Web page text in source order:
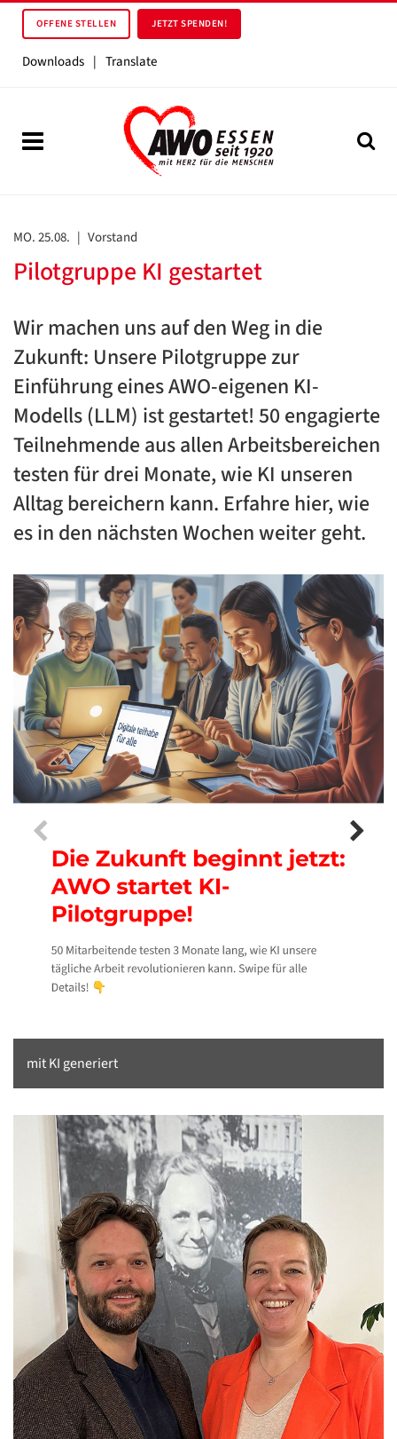
OFFENE STELLEN JETZT SPENDEN!
Downloads | Translate
MO. 25.08. | Vorstand
Pilotgruppe KI gestartet
Wir machen uns auf den Weg in die
Zukunft: Unsere Pilotgruppe zur
Einführung eines AWO-eigenen KI-
Modells (LLM) ist gestartet! 50 engagierte
Teilnehmende aus allen Arbeitsbereichen
testen für drei Monate, wie KI unseren
Alltag bereichern kann. Erfahre hier, wie
es in den nächsten Wochen weiter geht.
mit KI generiert
Datenschutzerklärung
Datenschutzerklärung
Google